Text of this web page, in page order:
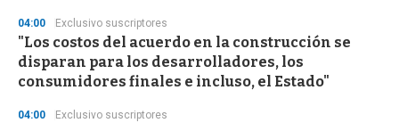
04:00 Exclusivo suscriptores
"Los costos del acuerdo en la construcción se
disparan para los desarrolladores, los
consumidores finales e incluso, el Estado"
04:00 Exclusivo suscriptores